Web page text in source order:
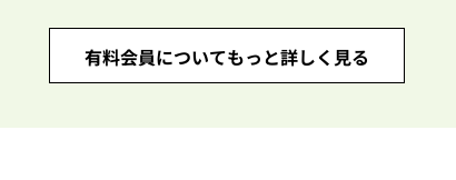
有料会員についてもっと詳しく見る